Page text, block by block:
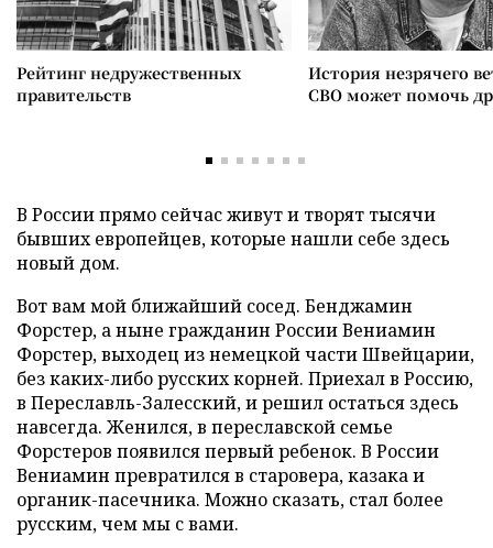
Рейтинг недружественных
правительств
История незрячего
СВО может помочь
В России прямо сейчас живут и творят тысячи
бывших европейцев, которые нашли себе здесь
новый дом.
Вот вам мой ближайший сосед. Бенджамин
Форстер, а ныне гражданин России Вениамин
Форстер, выходец из немецкой части Швейцарии,
без каких-либо русских корней. Приехал в Россию,
в Переславль-Залесский, и решил остаться здесь
навсегда. Женился, в переславской семье
Форстеров появился первый ребенок. В России
Вениамин превратился в старовера, казака и
органик-пасечника. Можно сказать, стал более
русским, чем мы с вами.